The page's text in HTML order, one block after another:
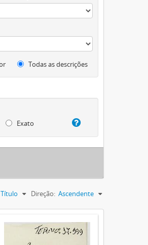
Todas as descrições
Exato
Título Direção: Ascendente